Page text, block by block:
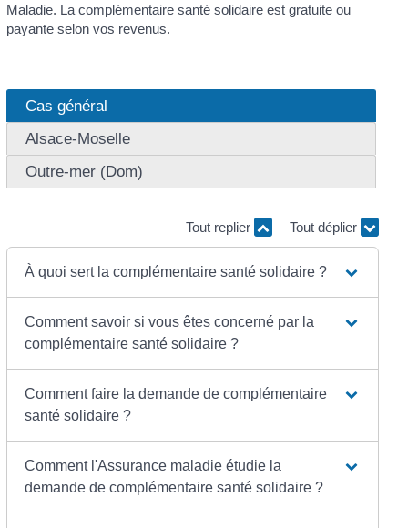
Maladie. La complémentaire santé solidaire est gratuite ou
payante selon vos revenus.
Cas général
Alsace-Moselle
Outre-mer (Dom)
Tout replier Tout déplier
À quoi sert la complémentaire santé solidaire ?
Comment savoir si vous êtes concerné par la
complémentaire santé solidaire ?
Comment faire la demande de complémentaire
santé solidaire ?
Comment l'Assurance maladie étudie la
demande de complémentaire santé solidaire ?